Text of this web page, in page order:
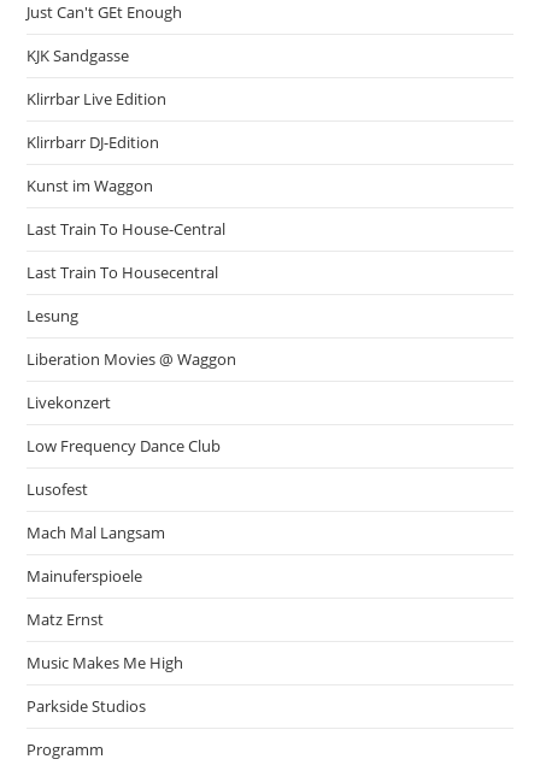
Just Can't GEt Enough
KJK Sandgasse
Klirrbar Live Edition
Klirrbarr DJ-Edition
Kunst im Waggon
Last Train To House-Central
Last Train To Housecentral
Lesung
Liberation Movies @ Waggon
Livekonzert
Low Frequency Dance Club
Lusofest
Mach Mal Langsam
Mainuferspioele
Matz Ernst
Music Makes Me High
Parkside Studios
Programm